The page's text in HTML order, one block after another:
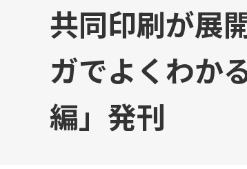
共同印刷が展
ガでよくわか
編」発刊